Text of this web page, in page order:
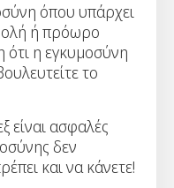
όπου υπάρχει
ή πρόωρο
ότι η εγκυμοσύνη
το
είναι ασφαλές
δεν
και να κάνετε!